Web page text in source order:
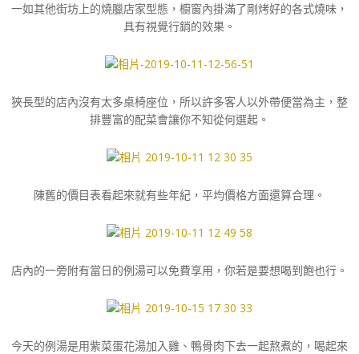
一如其他街坊上的燒臘店家型態，櫥窗內掛滿了剛烤好的各式燒味，
具有視覺行銷的效果。
狹長型的店內沒有太多桌椅座位，所以許多客人以外帶便當為主，整
排豐富的配菜會讓你不知從何選起。
陳舊的價目表看起來就有些年紀，平均價格方面還算合理。
店內的一旁附有當日的例湯可以免費享用，你若是要想喝到飽也行。
今天的例湯是用紫菜蛋花湯加入雞、鴨骨肉下去一起熬煮的，喝起來